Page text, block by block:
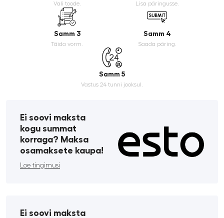
Vali toode. Lisa päringusse.
Samm 3
Täida vorm.
Samm 4
Saada päring.
Samm 5
Vastus 24 tunni jooksul.
Ei soovi maksta
kogu summat
korraga? Maksa
osamaksete kaupa!
Loe tingimusi
Ei soovi maksta